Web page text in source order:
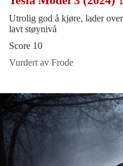
Utrolig god å kjøre, lader
lavt støynivå
Score 10
Vurdert av Frode